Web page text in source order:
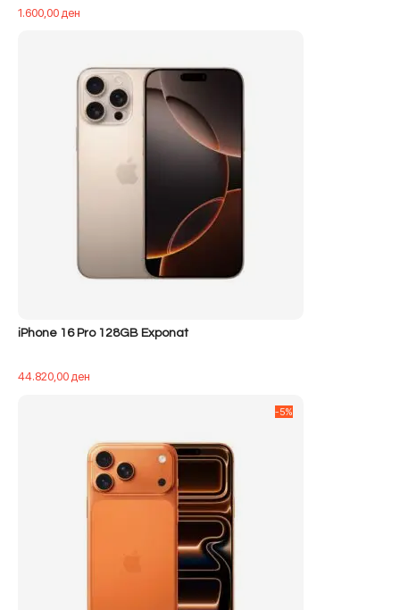
1.600,00ден
iPhone 16 Pro 128GB Exponat
44.820,00ден
-5%